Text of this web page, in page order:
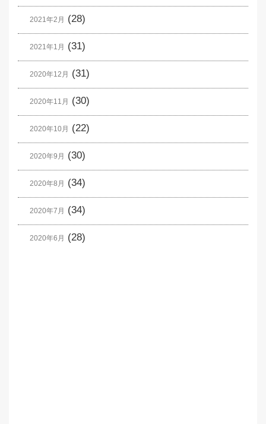
2021年2月 (28)
2021年1月 (31)
2020年12月 (31)
2020年11月 (30)
2020年10月 (22)
2020年9月 (30)
2020年8月 (34)
2020年7月 (34)
2020年6月 (28)